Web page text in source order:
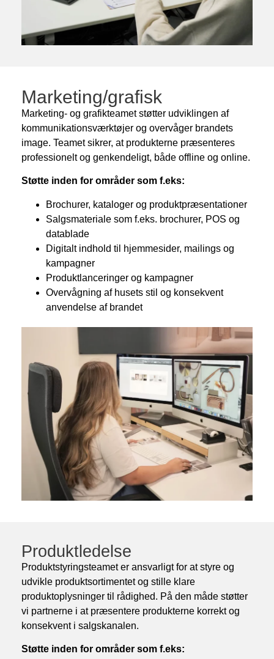
Marketing/grafisk
Marketing- og grafikteamet støtter udviklingen af
kommunikationsværktøjer og overvåger brandets
image. Teamet sikrer, at produkterne præsenteres
professionelt og genkendeligt, både offline og online.
Støtte inden for områder som f.eks:
Brochurer, kataloger og produktpræsentationer
Salgsmateriale som f.eks. brochurer, POS og
datablade
Digitalt indhold til hjemmesider, mailings og
kampagner
Produktlanceringer og kampagner
Overvågning af husets stil og konsekvent
anvendelse af brandet
Produktledelse
Produktstyringsteamet er ansvarligt for at styre og
udvikle produktsortimentet og stille klare
produktoplysninger til rådighed. På den måde støtter
vi partnerne i at præsentere produkterne korrekt og
konsekvent i salgskanalen.
Støtte inden for områder som f.eks: